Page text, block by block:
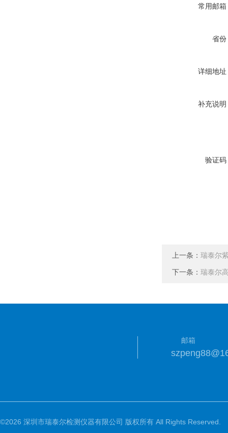
常用邮箱
省份
详细地址
补充说明
验证码
上一条： 瑞泰尔
下一条： 瑞泰尔
邮箱
©2026 深圳市瑞泰尔检测仪器有限公司 版权所有 All Rights Reserved.